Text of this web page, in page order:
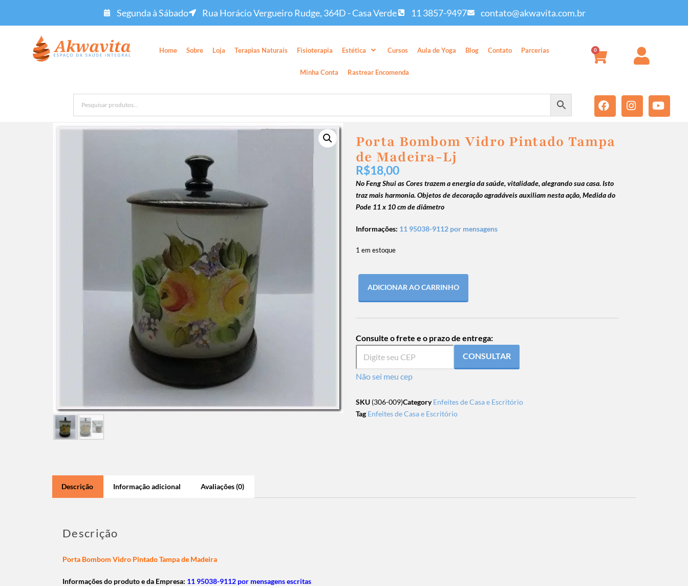
Segunda à Sábado Rua Horácio Vergueiro Rudge, 364D - Casa Verde 11 3857-9497 contato@akwavita.com.br
Home Sobre Loja Terapias Naturais Fisioterapia Estética Cursos Aula de Yoga Blog Contato Parcerias
Minha Conta Rastrear Encomenda
0
Porta Bombom Vidro Pintado Tampa
de Madeira-Lj
R$18,00
No Feng Shui as Cores trazem a energia da saúde, vitalidade, alegrando sua casa. Isto
traz mais harmonia. Objetos de decoração agradáveis auxiliam nesta ação, Medida do
Pode 11 x 10 cm de diâmetro
Informações: 11 95038-9112 por mensagens
1 em estoque
ADICIONAR AO CARRINHO
Consulte o frete e o prazo de entrega:
CONSULTAR
Não sei meu cep
SKU (306-009)Category Enfeites de Casa e Escritório
Tag Enfeites de Casa e Escritório
Descrição Informação adicional Avaliações (0)
Descrição
Porta Bombom Vidro Pintado Tampa de Madeira
Informações do produto e da Empresa: 11 95038-9112 por mensagens escritas